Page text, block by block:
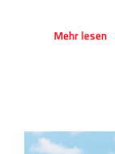
Mehr lesen